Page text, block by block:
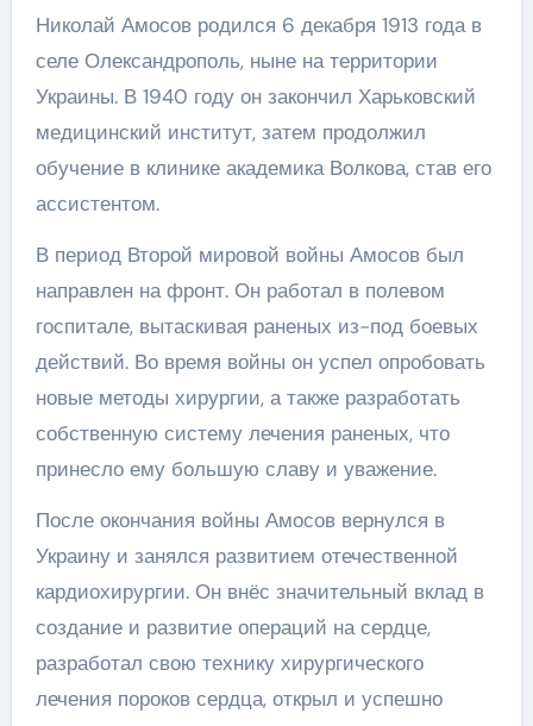
Николай Амосов родился 6 декабря 1913 года в
селе Олександрополь, ныне на территории
Украины. В 1940 году он закончил Харьковский
медицинский институт, затем продолжил
обучение в клинике академика Волкова, став его
ассистентом.
В период Второй мировой войны Амосов был
направлен на фронт. Он работал в полевом
госпитале, вытаскивая раненых из-под боевых
действий. Во время войны он успел опробовать
новые методы хирургии, а также разработать
собственную систему лечения раненых, что
принесло ему большую славу и уважение.
После окончания войны Амосов вернулся в
Украину и занялся развитием отечественной
кардиохирургии. Он внёс значительный вклад в
создание и развитие операций на сердце,
разработал свою технику хирургического
лечения пороков сердца, открыл и успешно